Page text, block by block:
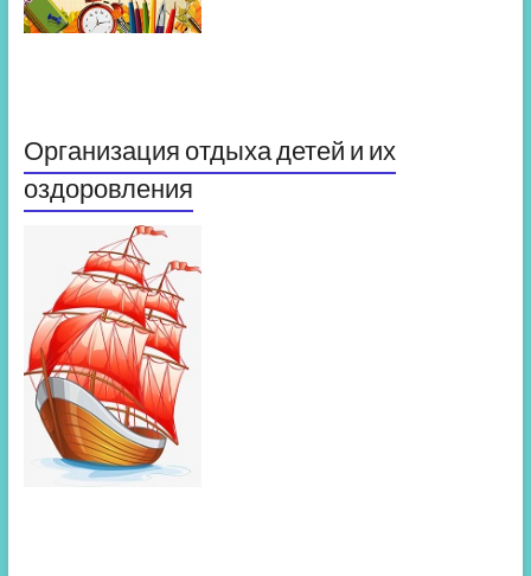
Организация отдыха детей и их
оздоровления